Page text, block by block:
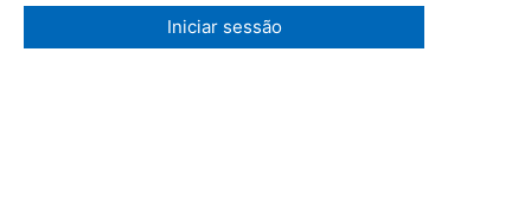
Iniciar sessão